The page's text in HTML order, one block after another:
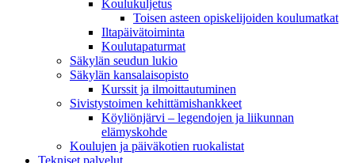
Koulukuljetus
Toisen asteen opiskelijoiden koulumatkat
Iltapäivätoiminta
Koulutapaturmat
Säkylän seudun lukio
Säkylän kansalaisopisto
Kurssit ja ilmoittautuminen
Sivistystoimen kehittämishankkeet
Köyliönjärvi – legendojen ja liikunnan
elämyskohde
Koulujen ja päiväkotien ruokalistat
Tekniset palvelut